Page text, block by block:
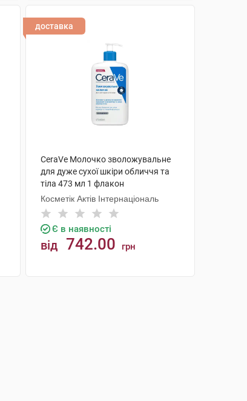
доставка
CeraVe Молочко зволожувальне
для дуже сухої шкіри обличчя та
тіла 473 мл 1 флакон
Косметік Актів Інтернаціональ
Є в наявності
від 742.00 грн